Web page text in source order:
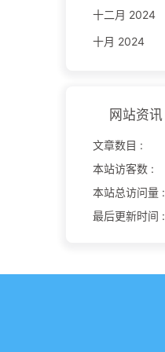
十二月 2024
十月 2024
网站资讯
文章数目 :
本站访客数 :
本站总访问量 :
最后更新时间 :